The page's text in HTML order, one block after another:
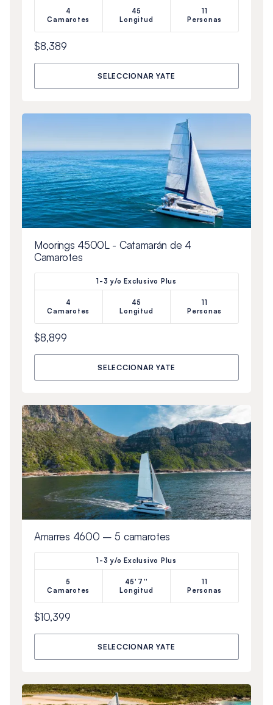
4
Camarotes
45
Longitud
11
Personas
$8,389
SELECCIONAR YATE
Moorings 4500L - Catamarán de 4
Camarotes
1-3 y/o Exclusivo Plus
4
Camarotes
45
Longitud
11
Personas
$8,899
SELECCIONAR YATE
Amarres 4600 – 5 camarotes
1-3 y/o Exclusivo Plus
5
Camarotes
45'7''
Longitud
11
Personas
$10,399
SELECCIONAR YATE